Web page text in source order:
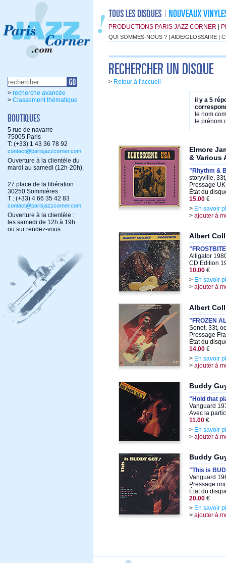
PRODUCTIONS PARIS JAZZ CORNER
QUI SOMMES-NOUS ? | AIDE/GLOSSAIRE |
> recherche avancée
> Classement thématique
5 rue de navarre
75005 Paris
T: (+33) 1 43 36 78 92
contact@parisjazzcorner.com
Ouverture à la clientèle du
mardi au samedi (12h-20h).
27 place de la libération
30250 Sommières
T : (+33) 4 66 35 42 83
contact@parisjazzcorner.com
Ouverture à la clientèle :
les samedi de 12h à 19h
ou sur rendez-vous.
> Retour à l'accueil
il y a 5
le nom
le prénom
Elmore
& Various
"Rhythm &
storyville,
Pressage
État du
15.00 €
> En savoir
> ajouter à
Albert
Alligator
CD Edition
10.00 €
> En savoir
> ajouter à
Albert
"FROZEN
Sonet, 33t,
Pressage
État du
14.00 €
> En savoir
> ajouter à
Buddy
"Hold that
Vanguard
Avec la
11.00 €
> En savoir
> ajouter à
Buddy
"This is
Vanguard
Pressage
État du
20.00 €
> En savoir
> ajouter à